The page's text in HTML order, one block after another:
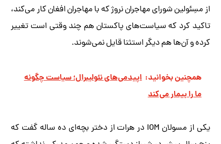
از مسِئولین شورای مهاجران نروژ که با مهاجران افغان کار می‌کند،
تاکید کرد که سیاست‌های پاکستان هم چند وقتی است تغییر
کرده و آن‌ها هم دیگر استثنا قایل نمی‌شوند.
همچنین بخوانید: اپیدمی‌های نئولیبرال؛ سیاست چگونه
ما را بیمار می‌کند
یکی از مسولان IOM در هرات از دختر بچه‌ای ده ساله گفت که